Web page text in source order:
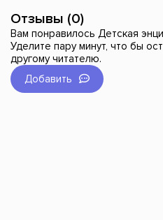
Отзывы (0)
Вам понравилось Детская
Уделите пару минут, что бы
другому читателю.
Добавить